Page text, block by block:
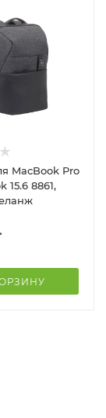
MacBook Pro
15.6 8861,